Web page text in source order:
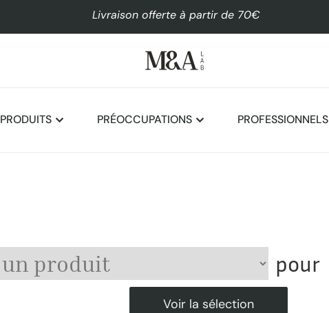
Livraison offerte à partir de 70€
PRODUITS PRÉOCCUPATIONS PROFESSIONNELS
Voir la sélection